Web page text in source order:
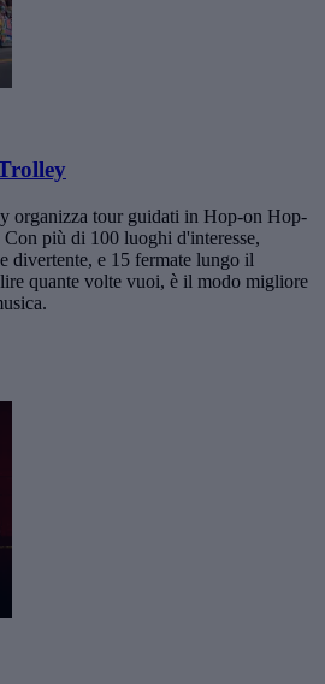
organizza tour guidati in Hop-on Hop-
più di 100 luoghi d'interesse,
divertente, e 15 fermate lungo il
quante volte vuoi, è il modo migliore